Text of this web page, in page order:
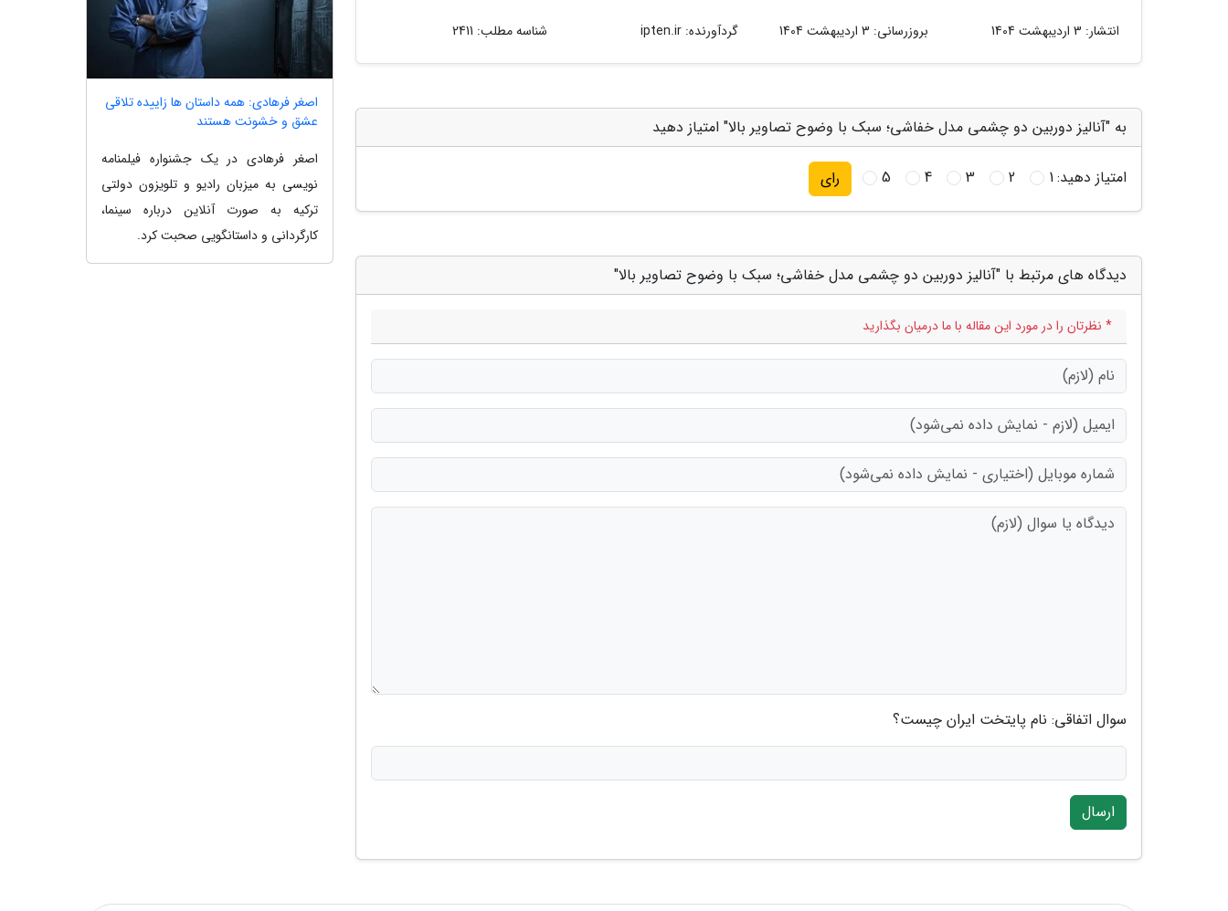
انتشار: 3 اردیبهشت 1404 بروزرسانی: 3 اردیبهشت 1404 گردآورنده:ipten.ir شناسه مطلب: 2411
به "آنالیز دوربین دو چشمی مدل خفاشی؛ سبک با وضوح تصاویر بالا" امتیاز دهید
امتیاز دهید:1
2
3
4
5 رای
دیدگاه های مرتبط با "آنالیز دوربین دو چشمی مدل خفاشی؛ سبک با وضوح تصاویر بالا"
* نظرتان را در مورد این مقاله با ما درمیان بگذارید
سوال اتفاقی: نام پایتخت ایران چیست؟
ارسال
اصغر فرهادی: همه داستان ها زاییده تلاقی
عشق و خشونت هستند
اصغر فرهادی در یک جشنواره فیلمنامه
نویسی به میزبان رادیو و تلویزون دولتی
ترکیه به صورت آنلاین درباره سینما،
کارگردانی و داستانگویی صحبت کرد.